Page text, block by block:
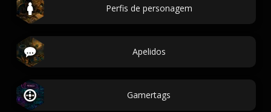
Perfis de personagem
Apelidos
Gamertags